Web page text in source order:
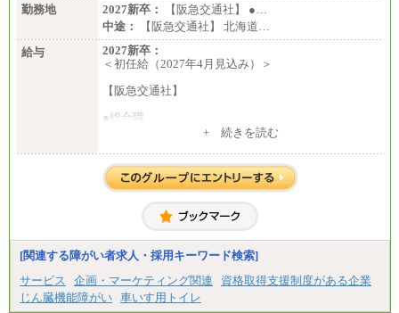
勤務地
2027新卒：
【阪急交通社】 ●…
中途：
【阪急交通社】 北海道…
給与
2027新卒：
＜初任給（2027年4月見込み）＞
【阪急交通社】
●総合職
(※3)、239,000円(※4)、237,000円（※5）
・専門・短大卒
(※3)、218,500円(※4)、216,500円（※5）
※1…東京都、埼玉県、千葉県、神奈川県
※2…大阪府、京都府、兵庫県、滋賀県
※3…愛知県、静岡県
※4…北海道、宮城県、栃木県、群馬県、長野県、新
潟県、富山県、石川県、岡山県、広島県、山口県、
香川県、福岡県
+ 続きを読む
[関連する障がい者求人・採用キーワード検索]
サービス
企画・マーケティング関連
資格取得支援制度がある企業
じん臓機能障がい 車いす用トイレ